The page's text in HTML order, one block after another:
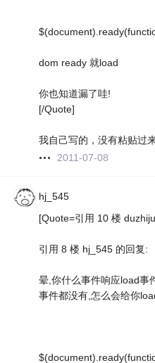
dom ready 就load
你也知道漏了哇!
[/Quote]
我自己写的，没有粘贴过来
2011-07-08
hj_545
[Quote=引用 10 楼
引用 8 楼 hj_545 的回复:
晕,你什么事件响应load事
事件都没有,怎么会给你